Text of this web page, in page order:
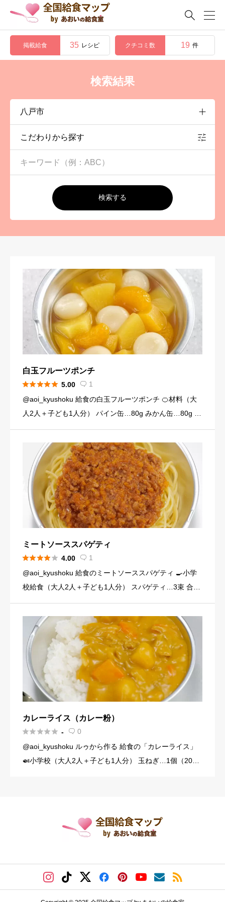

掲載給食 35 レシピ クチコミ数 19 件
検索結果
こだわりから探す
検索する
白玉フルーツポンチ
 5.00  1
@aoi_kyushoku 給食の白玉フルーツポンチ 🍊材料（大
人2人＋子ども1人分） パイン缶…80g みかん缶…80g 黄
4g） （白玉団子） 白玉粉… […]
ミートソーススパゲティ
 4.00  1
@aoi_kyushoku 給食のミートソーススパゲティ 🍳小学
校給食（大人2人＋子ども1人分） スパゲティ…3束 合い
（120g） にんにくチューブ…少々（1 […]
カレーライス（カレー粉）
 -  0
@aoi_kyushoku ルゥから作る 給食の「カレーライス」
🍛小学校（大人2人＋子ども1人分） 玉ねぎ…1個（200